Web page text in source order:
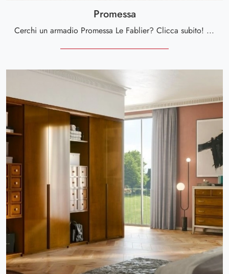
Promessa
Cerchi un armadio Promessa Le Fablier? Clicca subito! Gli armadi ad angolo con ante battenti ti aspettano.